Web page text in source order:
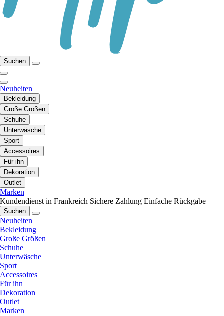
Suchen
Neuheiten
Bekleidung
Große Größen
Schuhe
Unterwäsche
Sport
Accessoires
Für ihn
Dekoration
Outlet
Marken
Kundendienst in Frankreich Sichere Zahlung Einfache Rückgabe
Suchen
Neuheiten
Bekleidung
Große Größen
Schuhe
Unterwäsche
Sport
Accessoires
Für ihn
Dekoration
Outlet
Marken